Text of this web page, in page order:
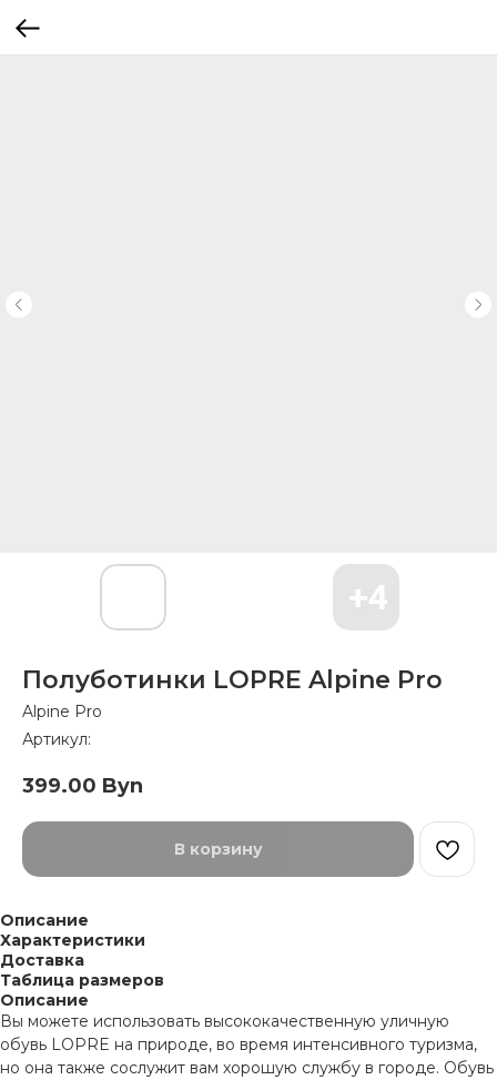
Полуботинки LOPRE Alpine Pro
Alpine Pro
Артикул:
399.00 Byn
В корзину
Описание
Характеристики
Доставка
Таблица размеров
Описание
Вы можете использовать высококачественную уличную
обувь LOPRE на природе, во время интенсивного туризма,
но она также сослужит вам хорошую службу в городе. Обувь